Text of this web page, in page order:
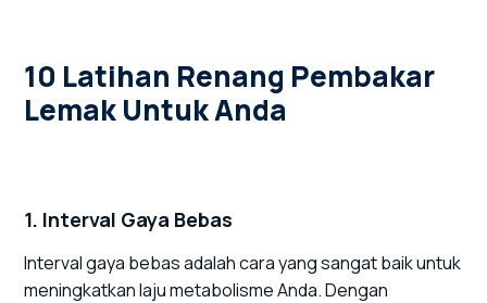
10 Latihan Renang Pembakar
Lemak Untuk Anda
1. Interval Gaya Bebas
Interval gaya bebas adalah cara yang sangat baik untuk
meningkatkan laju metabolisme Anda. Dengan